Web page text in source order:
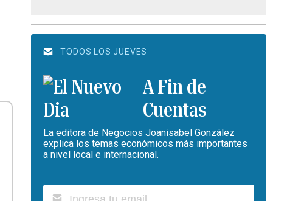
TODOS LOS JUEVES
A Fin de
Cuentas
La editora de Negocios Joanisabel González
explica los temas económicos más importantes
a nivel local e internacional.